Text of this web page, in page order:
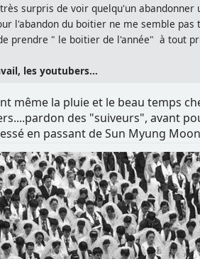
surpris de voir quelqu'un
l'abandon du boitier ne me semble pas
prendre " le boitier de l'année" à tout
les youtubers...
même la pluie et le beau temps
des "suiveurs", avant
en passant de Sun Myung